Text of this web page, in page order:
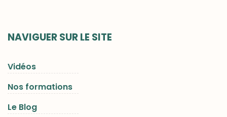
NAVIGUER SUR LE SITE
Vidéos
Nos formations
Le Blog